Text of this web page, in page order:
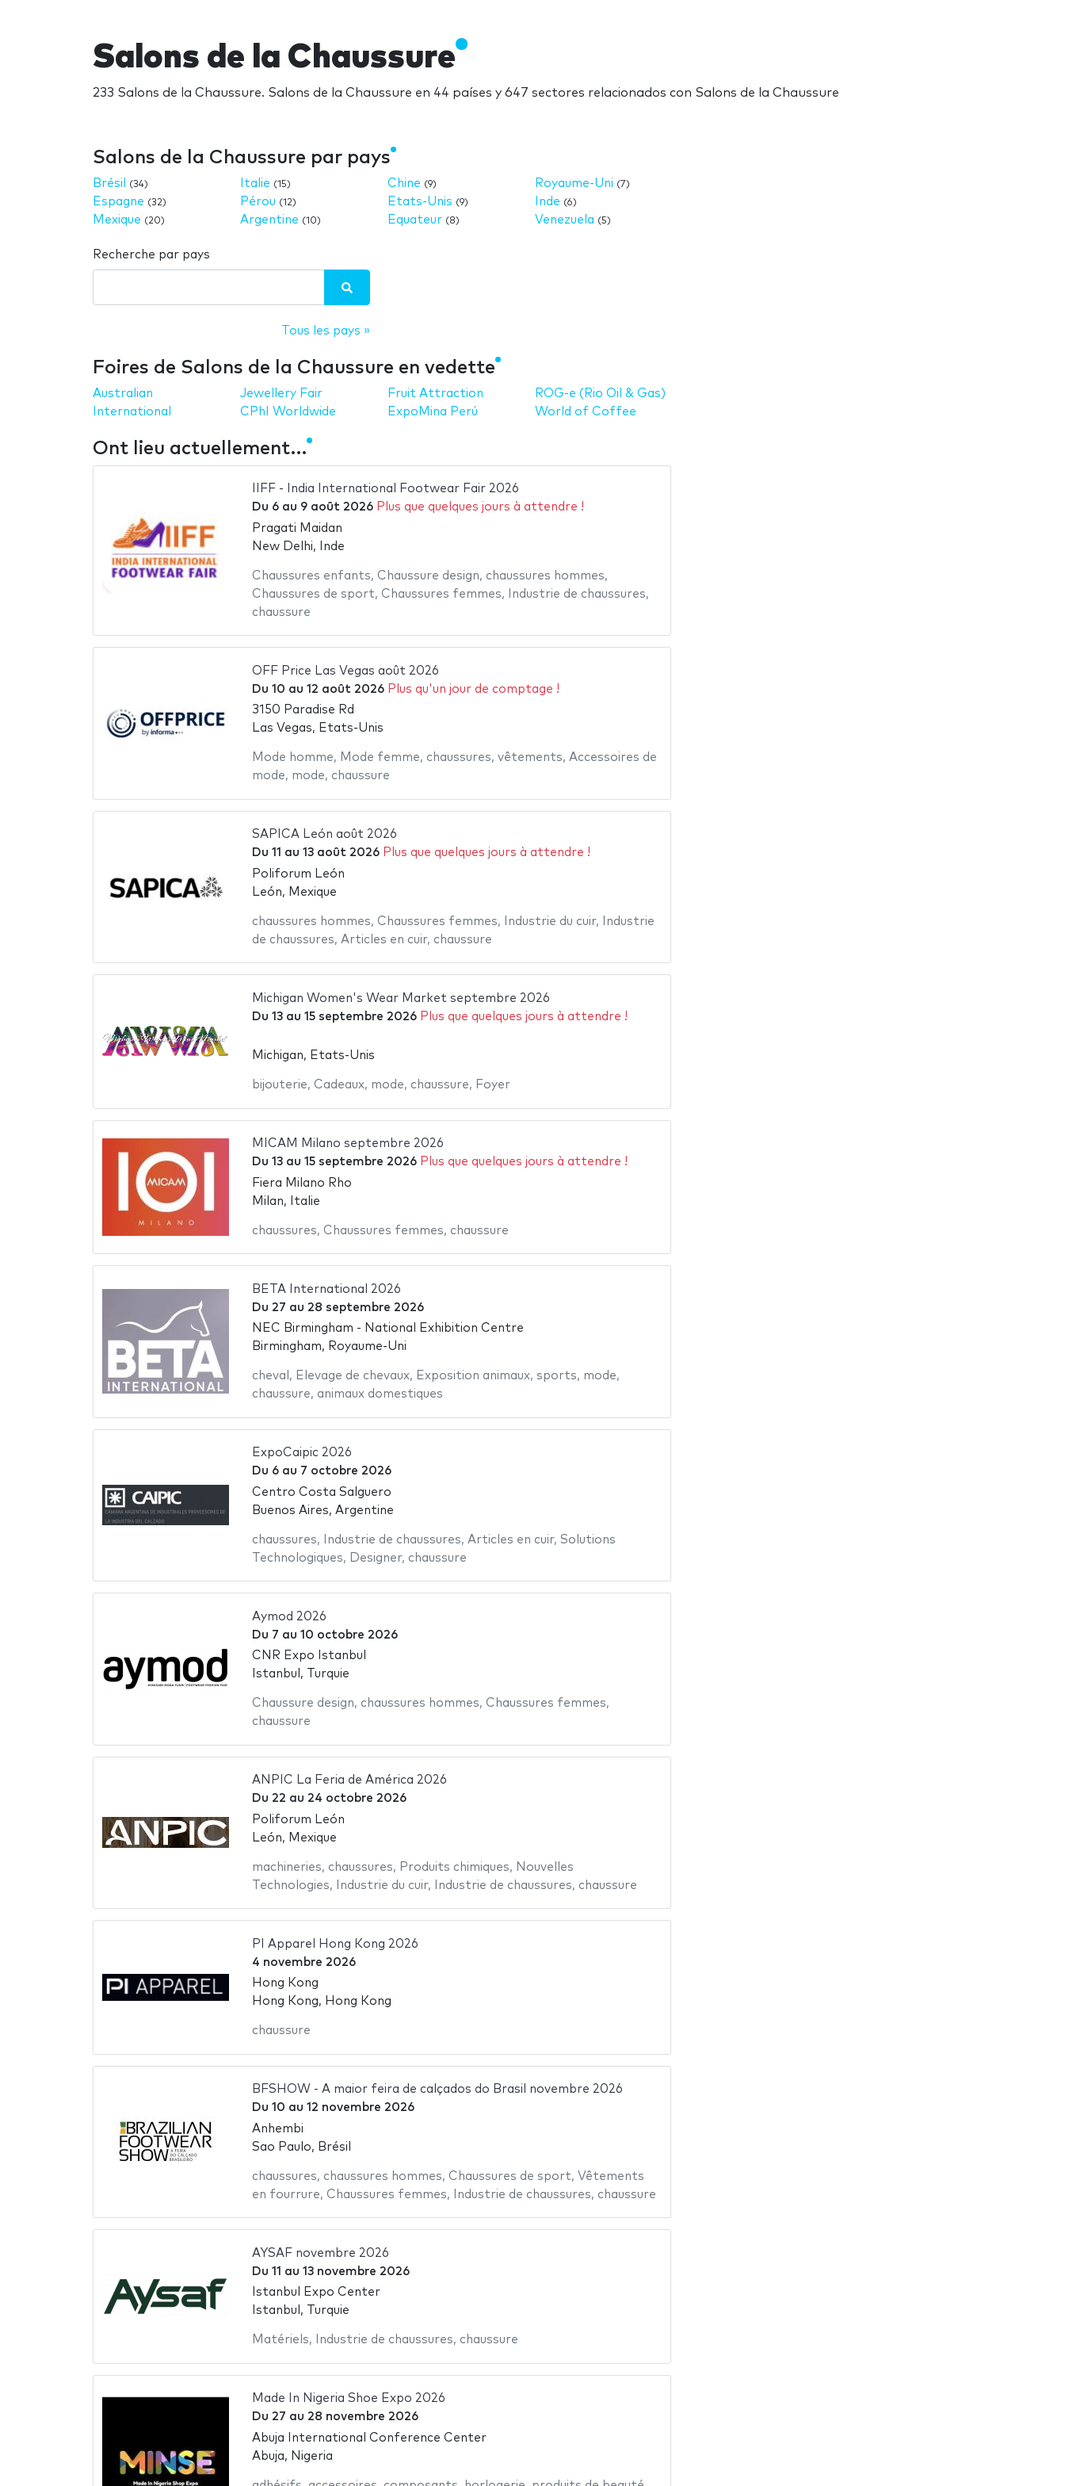
Salons de la Chaussure
233 Salons de la Chaussure. Salons de la Chaussure en 44 países y 647 sectores relacionados con Salons de la Chaussure
Salons de la Chaussure par pays
Brésil (34)
Espagne (32)
Mexique (20)
Italie (15)
Pérou (12)
Argentine (10)
Chine (9)
Etats-Unis (9)
Equateur (8)
Royaume-Uni (7)
Inde (6)
Venezuela (5)
Recherche par pays
Tous les pays »
Foires de Salons de la Chaussure en vedette
Australian
International
Jewellery Fair
CPhI Worldwide
Fruit Attraction
ExpoMina Perú
ROG-e (Rio Oil & Gas)
World of Coffee
Ont lieu actuellement…
IIFF - India International Footwear Fair 2026
Du 6au 9 août 2026 Plus que quelques jours à attendre !
Pragati Maidan
New Delhi, Inde
Chaussures enfants, Chaussure design, chaussures hommes,
Chaussures de sport, Chaussures femmes, Industrie de chaussures,
chaussure
OFF Price Las Vegas août 2026
Du 10 au 12 août 2026 Plus qu'un jour de comptage !
3150 Paradise Rd
Las Vegas, Etats-Unis
Mode homme, Mode femme, chaussures, vêtements, Accessoires de
mode, mode, chaussure
SAPICA León août 2026
Du 11 au 13 août 2026 Plus que quelques jours à attendre !
Poliforum León
León, Mexique
chaussures hommes, Chaussures femmes, Industrie du cuir,
Industrie
de chaussures, Articles en cuir, chaussure
Michigan Women's Wear Market septembre 2026
Du 13au 15 septembre 2026 Plus que quelques jours à attendre !
Michigan, Etats-Unis
bijouterie, Cadeaux, mode, chaussure, Foyer
MICAM Milano septembre 2026
Du 13au 15 septembre 2026 Plus que quelques jours à attendre !
Fiera Milano Rho
Milan, Italie
chaussures, Chaussures femmes, chaussure
BETA International 2026
Du 27 au 28 septembre 2026
NEC Birmingham - National Exhibition Centre
Birmingham, Royaume-Uni
cheval , Elevage de chevaux, Exposition animaux, sports, mode,
chaussure, animaux domestiques
ExpoCaipic 2026
Du 6au 7 octobre 2026
Centro Costa Salguero
Buenos Aires, Argentine
chaussures, Industrie de chaussures, Articles en cuir, Solutions
Technologiques, Designer, chaussure
Aymod 2026
Du 7 au 10 octobre 2026
CNR Expo Istanbul
Istanbul, Turquie
Chaussure design, chaussures hommes, Chaussures femmes,
chaussure
ANPIC La Feria de América 2026
Du 22 au 24 octobre 2026
Poliforum León
León, Mexique
machineries, chaussures, Produits chimiques, Nouvelles
Technologies, Industrie du cuir, Industrie de chaussures, chaussure
PI Apparel Hong Kong 2026
4 novembre 2026
Hong Kong
Hong Kong, Hong Kong
chaussure
BFSHOW - A maior feira de calçados do Brasil novembre 2026
Du 10 au 12 novembre 2026
Anhembi
Sao Paulo, Brésil
chaussures, chaussures hommes, Chaussures de sport, Vêtements
en fourrure, Chaussures femmes, Industrie de chaussures, chaussure
AYSAF novembre 2026
Du 11 au 13 novembre 2026
Istanbul Expo Center
Istanbul, Turquie
Matériels, Industrie de chaussures, chaussure
Made In Nigeria Shoe Expo 2026
Du 27 au 28 novembre 2026
Abuja International Conference Center
Abuja, Nigeria